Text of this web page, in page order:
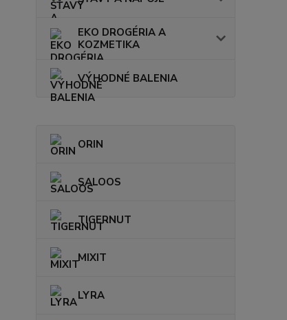
EKO DROGÉRIA A
KOZMETIKA
VÝHODNÉ BALENIA
ORIN
SALOOS
TIGERNUT
MIXIT
LYRA